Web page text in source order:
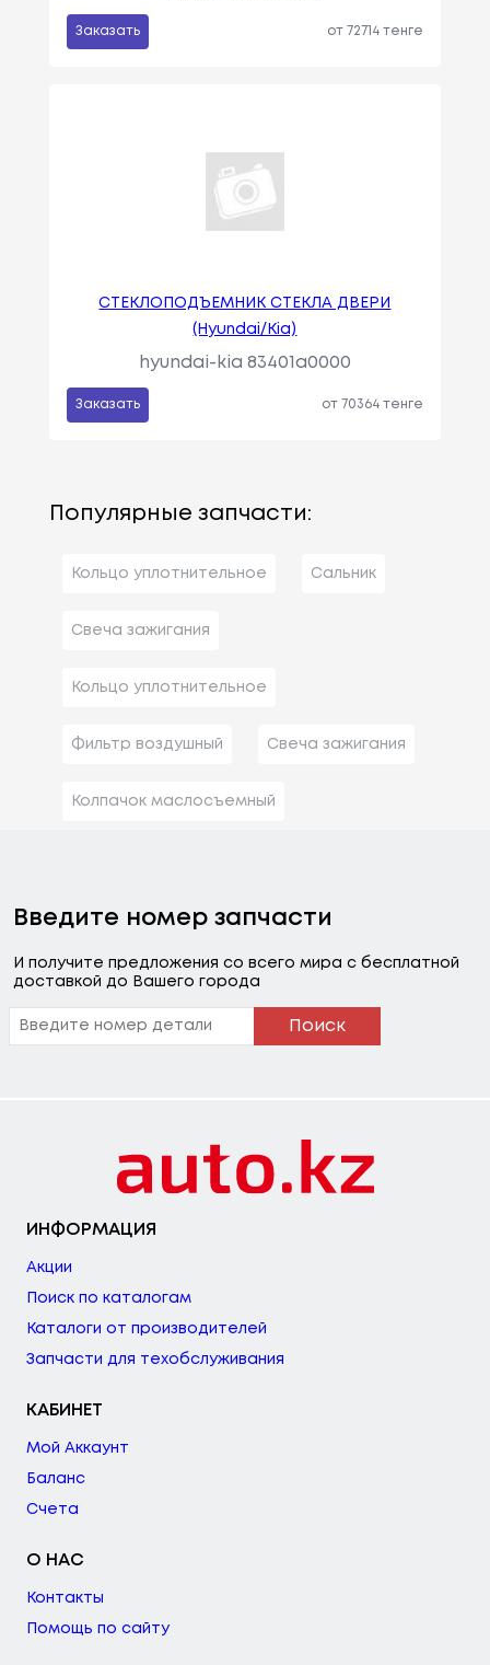
Заказать от 72714 тенге
СТЕКЛОПОДЪЕМНИК СТЕКЛА ДВЕРИ
(Hyundai/Kia)
hyundai-kia 83401a0000
Заказать от 70364 тенге
Популярные запчасти:
Кольцо уплотнительное Сальник
Свеча зажигания
Кольцо уплотнительное
Фильтр воздушный Свеча зажигания
Колпачок маслосъемный
Введите номер запчасти
И получите предложения со всего мира с бесплатной
доставкой до Вашего города
Поиск
ИНФОРМАЦИЯ
Акции
Поиск по каталогам
Каталоги от производителей
Запчасти для техобслуживания
КАБИНЕТ
Мой Аккаунт
Баланс
Счета
О НАС
Контакты
Помощь по сайту